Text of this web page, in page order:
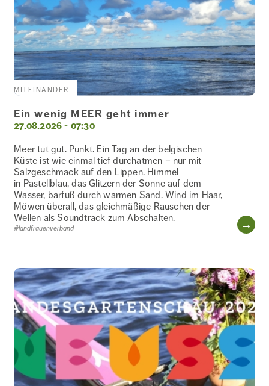
KOMMUNIKATION
KREATIVITÄT
BILDUNG
MEDIEN
MUSIK
NATUR
MITEINANDER
27.08.2026 - 07:30
Ein wenig MEER geht immer
Meer tut gut. Punkt. Ein Tag an der belgischen
Küste ist wie einmal tief durchatmen – nur mit
Salzgeschmack auf den Lippen. Himmel
in Pastellblau, das Glitzern der Sonne auf dem
Wasser, barfuß durch warmen Sand. Wind im Haar,
Möwen überall, das gleichmäßige Rauschen der
Wellen als Soundtrack zum Abschalten.
#landfrauenverband